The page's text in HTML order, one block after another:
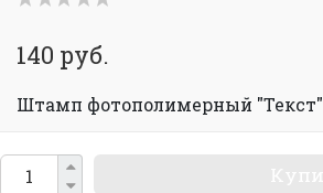
140 руб.
Штамп фотополимерный "Текст"